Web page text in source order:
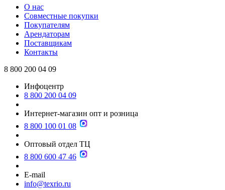
О нас
Совместные покупки
Покупателям
Арендаторам
Поставщикам
Контакты
8 800 200 04 09
Инфоцентр
8 800 200 04 09
Интернет-магазин опт и розница
8 800 100 01 08
Оптовый отдел ТЦ
8 800 600 47 46
E-mail
info@texrio.ru